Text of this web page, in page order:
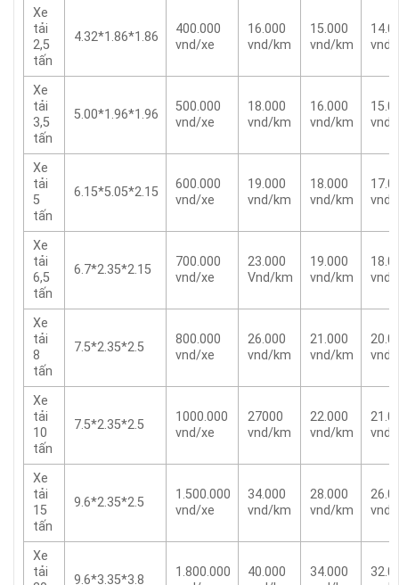
Xe
tải
2,5
tấn
4.32*1.86*1.86
400.000
vnd/xe
16.000
vnd/km
15.000
vnd/km
vnd/
Xe
tải
3,5
tấn
5.00*1.96*1.96
500.000
vnd/xe
18.000
vnd/km
16.000
vnd/km
vnd/
Xe
tải
5
tấn
6.15*5.05*2.15
600.000
vnd/xe
19.000
vnd/km
18.000
vnd/km
vnd/
Xe
tải
6,5
tấn
6.7*2.35*2.15
700.000
vnd/xe
23.000
Vnd/km
19.000
vnd/km
vnd/
Xe
tải
8
tấn
7.5*2.35*2.5
800.000
vnd/xe
26.000
vnd/km
21.000
vnd/km
vnd/
Xe
tải
10
tấn
7.5*2.35*2.5
1000.000
vnd/xe
27000
vnd/km
22.000
vnd/km
vnd/
Xe
tải
15
tấn
9.6*2.35*2.5
1.500.000
vnd/xe
34.000
vnd/km
28.000
vnd/km
vnd/
Xe
tải
9.6*3.35*3.8
1.800.000
40.000
34.000